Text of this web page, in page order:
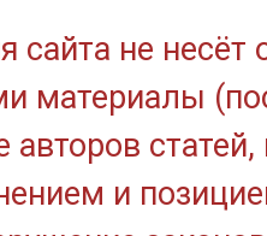
сайта не
материалы
авторов
и